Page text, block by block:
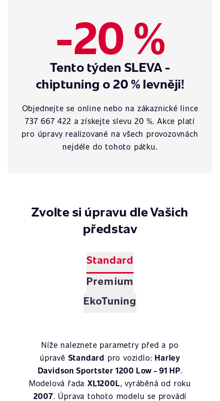
-20 %
Tento týden SLEVA -
chiptuning o 20 % levněji!
Objednejte se online nebo na zákaznické lince
737 667 422 a získejte slevu 20 %. Akce platí
pro úpravy realizované na všech provozovnách
nejdéle do tohoto pátku.
Zvolte si úpravu dle Vašich
představ
Standard
Premium
EkoTuning
Níže naleznete parametry před a po
úpravě Standard pro vozidlo:Harley
Davidson Sportster 1200 Low - 91 HP.
Modelová řadaXL1200L, vyráběná od roku
2007. Úprava tohoto modelu se provádí